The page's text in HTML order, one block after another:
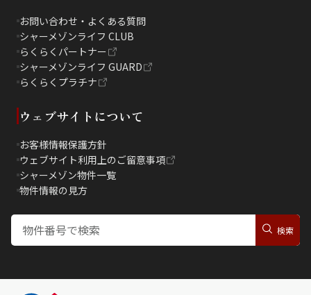
お問い合わせ・よくある質問
シャーメゾンライフ CLUB
らくらくパートナー
シャーメゾンライフ GUARD
らくらくプラチナ
ウェブサイトについて
お客様情報保護方針
ウェブサイト利用上のご留意事項
シャーメゾン物件一覧
物件情報の見方